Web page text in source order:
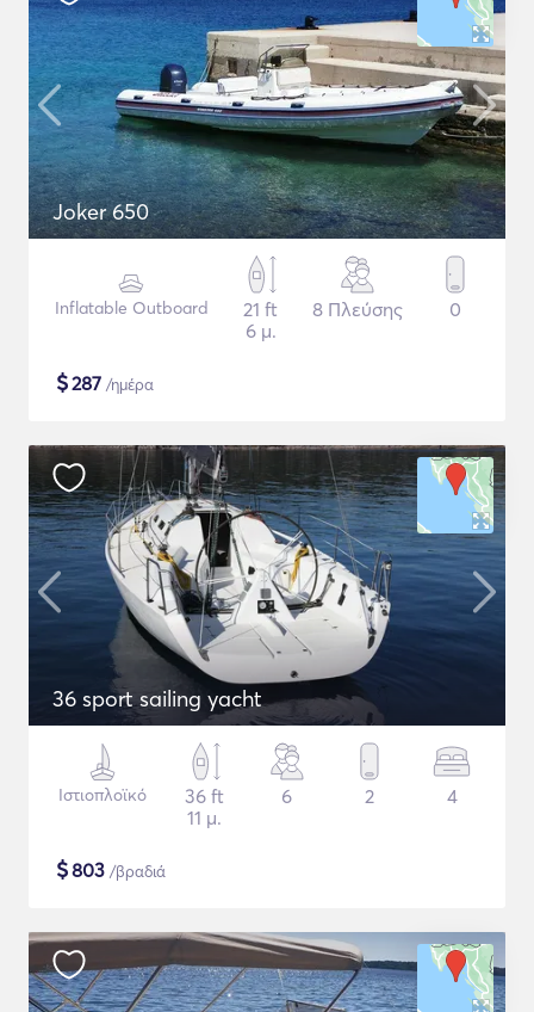
Joker 650
Inflatable Outboard
21 ft
6 μ.
8 Πλεύσης 0
$287 /ημέρα
36 sport sailing yacht
Ιστιοπλοϊκό
36 ft
11 μ.
6 2 4
$803 /βραδιά